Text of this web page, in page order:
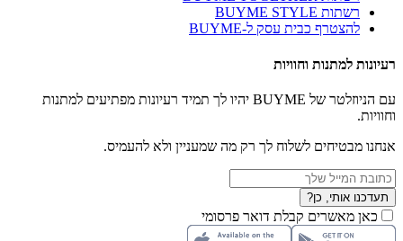
רשתות BUYME STYLE
להצטרף כבית עסק ל-BUYME
רעיונות למתנות וחוויות
עם הניוזלטר של BUYME יהיו לך תמיד רעיונות מפתיעים למתנות
וחוויות.
אנחנו מבטיחים לשלוח לך רק מה שמעניין ולא להעמיס.
תעדכנו אותי, כן?
כאן מאשרים קבלת דואר פרסומי